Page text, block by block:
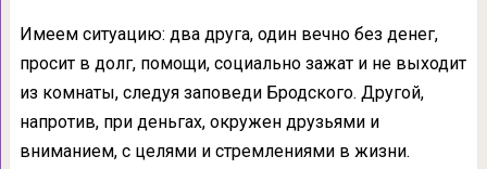
Имеем ситуацию: два друга, один вечно без денег,
просит в долг, помощи, социально зажат и не выходит
из комнаты, следуя заповеди Бродского. Другой,
напротив, при деньгах, окружен друзьями и
вниманием, с целями и стремлениями в жизни.